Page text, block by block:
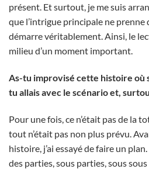
présent. Et surtout, je me suis
que l’intrigue principale ne prenne
démarre véritablement. Ainsi, le
milieu d’un moment important.
As-tu improvisé cette histoire où
tu allais avec le scénario et,
Pour une fois, ce n’était pas de la
tout n’était pas non plus prévu.
histoire, j’ai essayé de faire un
des parties, sous parties, sous